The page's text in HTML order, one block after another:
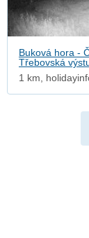
Buková hora -
Třebovská
1 km,